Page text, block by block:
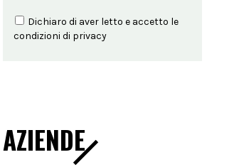
Dichiaro di aver letto e accetto le
condizioni di privacy
AZIENDE